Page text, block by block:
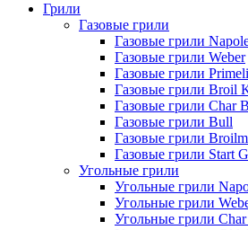
Грили
Газовые грили
Газовые грили
Газовые грили Weber
Газовые грили
Газовые грили Broil
Газовые грили Char
Газовые грили Bull
Газовые грили
Газовые грили Start
Угольные грили
Угольные грили
Угольные грили
Угольные грили